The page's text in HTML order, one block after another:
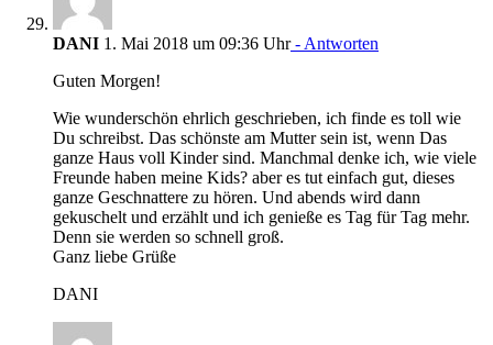
DANI 1. Mai 2018 um 09:36 Uhr- Antworten
Guten Morgen!
Wie wunderschön ehrlich geschrieben, ich finde es toll wie
Du schreibst. Das schönste am Mutter sein ist, wenn Das
ganze Haus voll Kinder sind. Manchmal denke ich, wie viele
Freunde haben meine Kids? aber es tut einfach gut, dieses
ganze Geschnattere zu hören. Und abends wird dann
gekuschelt und erzählt und ich genieße es Tag für Tag mehr.
Denn sie werden so schnell groß.
Ganz liebe Grüße
DANI